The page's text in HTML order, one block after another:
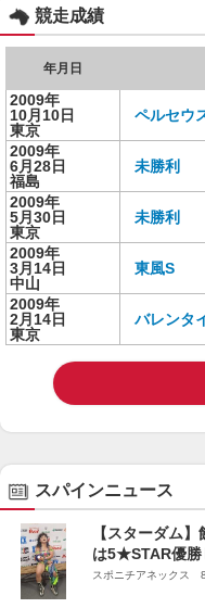
競走成績
年月日
2009年
10月10日
東京
ペルセウ
2009年
6月28日
福島
未勝利
2009年
5月30日
東京
未勝利
2009年
3月14日
中山
東風S
2009年
2月14日
東京
バレンタ
スパインニュース
【スターダム
は5★STAR優勝
スポニチアネックス